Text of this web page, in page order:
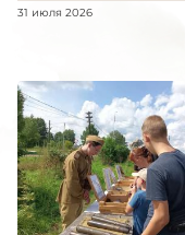
31 июля 2026